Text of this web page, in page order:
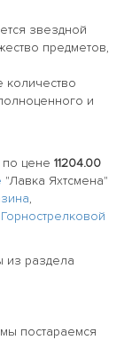
звездной
предметов,
количество
и
по цене 11204.00
"Лавка Яхтсмена"
,
из раздела
постараемся